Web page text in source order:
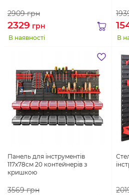
2909грн
2329 грн
В наявності В
Панель для інструментів
117х78см 20 контейнерів з
кришкою
3569грн